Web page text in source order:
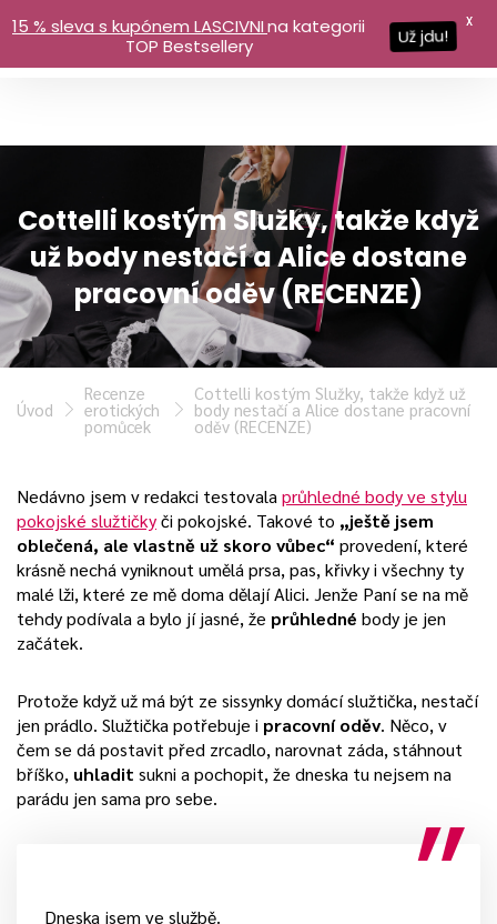
Cottelli kostým Služky, takže když
už body nestačí a Alice dostane
pracovní oděv (RECENZE)
Úvod
Recenze
erotických
pomůcek
Cottelli kostým Služky, takže když už
body nestačí a Alice dostane pracovní
oděv (RECENZE)
Nedávno jsem v redakci testovala průhledné body ve stylu
pokojské služtičkyči pokojské. Takové to „ještě jsem
oblečená, ale vlastně už skoro vůbec“ provedení, které
krásně nechá vyniknout umělá prsa, pas, křivky i všechny ty
malé lži, které ze mě doma dělají Alici. Jenže Paní se na mě
tehdy podívala a bylo jí jasné, že průhledné body je jen
začátek.
Protože když už má být ze sissynky domácí služtička, nestačí
jen prádlo. Služtička potřebuje i pracovní oděv. Něco, v
čem se dá postavit před zrcadlo, narovnat záda, stáhnout
bříško, uhladit sukni a pochopit, že dneska tu nejsem na
parádu jen sama pro sebe.
Dneska jsem ve službě.
15 % sleva s kupónem LASCIVNIna kategorii
TOP Bestsellery
Už jdu!
X